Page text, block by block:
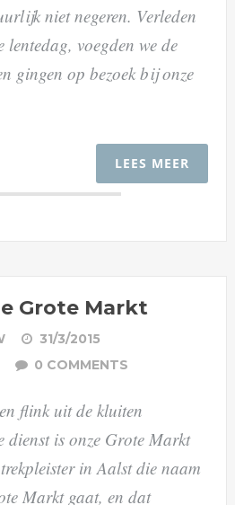
niet negeren. Verleden
lentedag, voegden we de
gingen op bezoek bij onze
LEES MEER
Grote Markt
31/3/2015
0 COMMENTS
flink uit de kluiten
dienst is onze Grote Markt
in Aalst die naam
Markt gaat, en dat